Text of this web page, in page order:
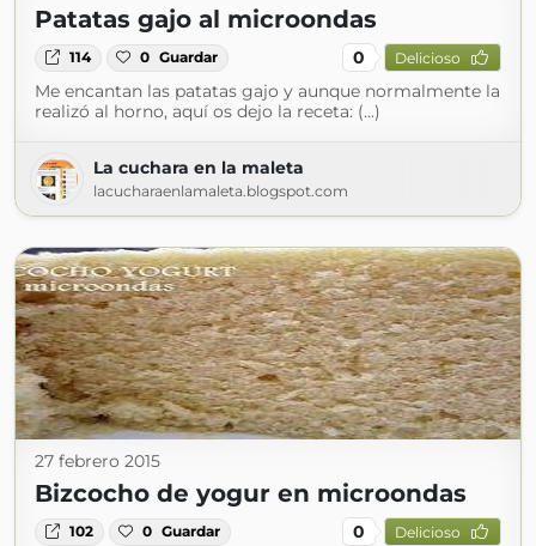
Patatas gajo al microondas
114 0 Guardar 0 Delicioso
Me encantan las patatas gajo y aunque normalmente la
realizó al horno, aquí os dejo la receta: (...)
La cuchara en la maleta
lacucharaenlamaleta.blogspot.com
27 febrero 2015
Bizcocho de yogur en microondas
102 0 Guardar 0 Delicioso